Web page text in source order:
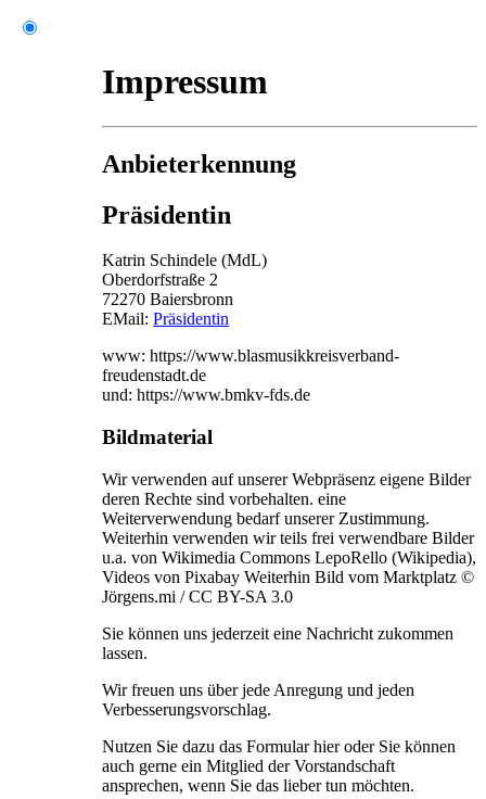
Impressum
Anbieterkennung
Präsidentin
Katrin Schindele (MdL)
Oberdorfstraße 2
72270 Baiersbronn
EMail:Präsidentin
www: https://www.blasmusikkreisverband-
freudenstadt.de
und: https://www.bmkv-fds.de
Bildmaterial
Wir verwenden auf unserer Webpräsenz eigene Bilder
deren Rechte sind vorbehalten. eine
Weiterverwendung bedarf unserer Zustimmung.
Weiterhin verwenden wir teils frei verwendbare Bilder
u.a. von Wikimedia Commons LepoRello (Wikipedia),
Videos von Pixabay Weiterhin Bild vom Marktplatz ©
Jörgens.mi / CC BY-SA 3.0
Sie können uns jederzeit eine Nachricht zukommen
lassen.
Wir freuen uns über jede Anregung und jeden
Verbesserungsvorschlag.
Nutzen Sie dazu das Formular hier oder Sie können
auch gerne ein Mitglied der Vorstandschaft
ansprechen, wenn Sie das lieber tun möchten.